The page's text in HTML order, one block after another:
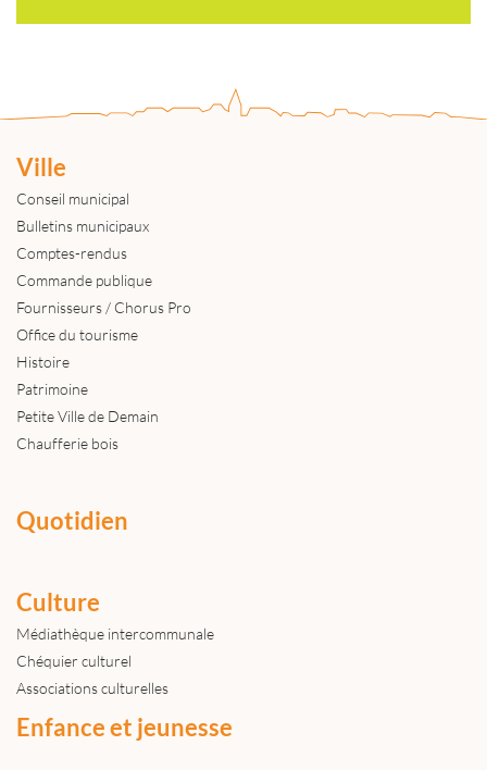
Ville
Conseil municipal
Bulletins municipaux
Comptes-rendus
Commande publique
Fournisseurs / Chorus Pro
Office du tourisme
Histoire
Patrimoine
Petite Ville de Demain
Chaufferie bois
Quotidien
Culture
Médiathèque intercommunale
Chéquier culturel
Associations culturelles
Enfance et jeunesse